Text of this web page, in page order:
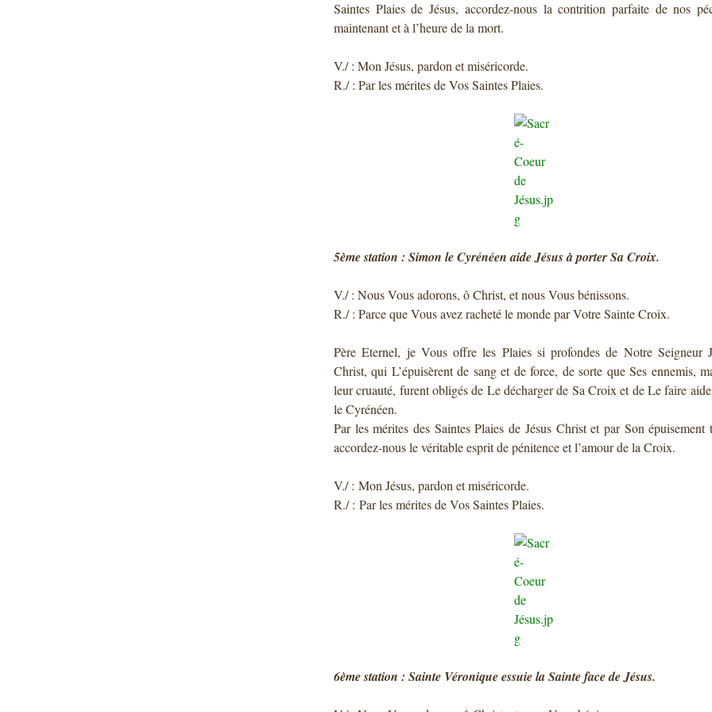
Saintes Plaies de Jésus, accordez-nous la contrition parfaite de nos
maintenant et à l’heure de la mort.
V./ : Mon Jésus, pardon et miséricorde.
R./ : Par les mérites de Vos Saintes Plaies.
5ème station : Simon le Cyrénéen aide Jésus à porter Sa Croix.
V./ : Nous Vous adorons, ô Christ, et nous Vous bénissons.
R./ : Parce que Vous avez racheté le monde par Votre Sainte Croix.
Père Eternel, je Vous offre les Plaies si profondes de Notre Seigneur
Christ, qui L’épuisèrent de sang et de force, de sorte que Ses ennemis,
leur cruauté, furent obligés de Le décharger de Sa Croix et de Le faire
le Cyrénéen.
Par les mérites des Saintes Plaies de Jésus Christ et par Son épuisement
accordez-nous le véritable esprit de pénitence et l’amour de la Croix.
V./ : Mon Jésus, pardon et miséricorde.
R./ : Par les mérites de Vos Saintes Plaies.
6ème station : Sainte Véronique essuie la Sainte face de Jésus.